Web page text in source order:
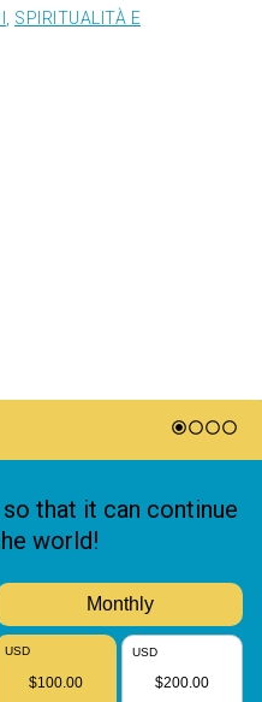
SPIRITUALITÀ E